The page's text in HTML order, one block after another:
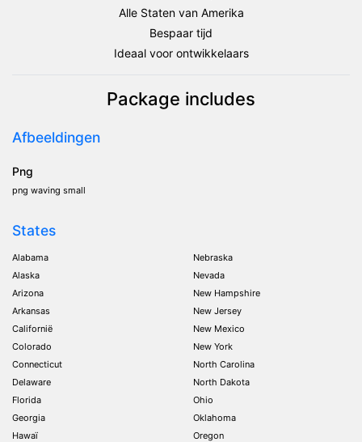
Alle Staten van Amerika
Bespaar tijd
Ideaal voor ontwikkelaars
Package includes
Afbeeldingen
Png
png waving small
States
Alabama
Alaska
Arizona
Arkansas
Californië
Colorado
Connecticut
Delaware
Florida
Georgia
Hawaï
Nebraska
Nevada
New Hampshire
New Jersey
New Mexico
New York
North Carolina
North Dakota
Ohio
Oklahoma
Oregon